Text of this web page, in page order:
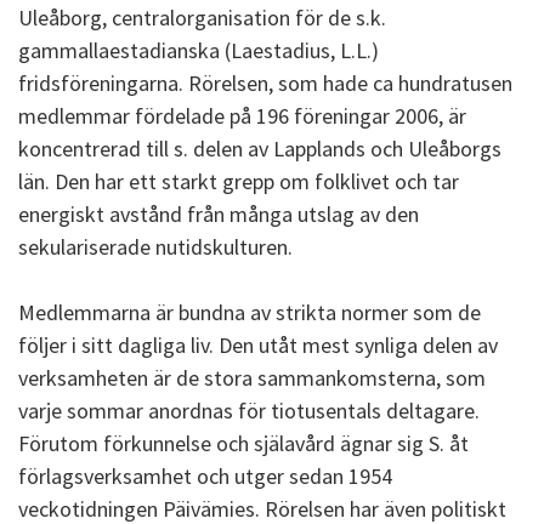
Uleåborg, centralorganisation för de s.k.
gammallaestadianska (Laestadius, L.L.)
fridsföreningarna. Rörelsen, som hade ca hundratusen
medlemmar fördelade på 196 föreningar 2006, är
koncentrerad till s. delen av Lapplands och Uleåborgs
län. Den har ett starkt grepp om folklivet och tar
energiskt avstånd från många utslag av den
sekulariserade nutidskulturen.
Medlemmarna är bundna av strikta normer som de
följer i sitt dagliga liv. Den utåt mest synliga delen av
verksamheten är de stora sammankomsterna, som
varje sommar anordnas för tiotusentals deltagare.
Förutom förkunnelse och själavård ägnar sig S. åt
förlagsverksamhet och utger sedan 1954
veckotidningen Päivämies. Rörelsen har även politiskt